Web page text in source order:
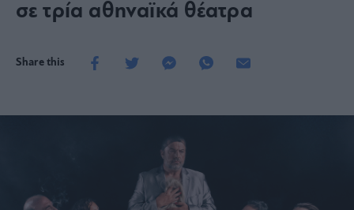
σε τρία αθηναϊκά θέατρα
Share this